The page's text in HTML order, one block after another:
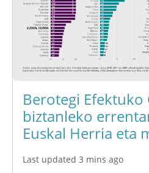
Berotegi Efektuko
biztanleko
Euskal Herria eta
Last updated 3 mins ago